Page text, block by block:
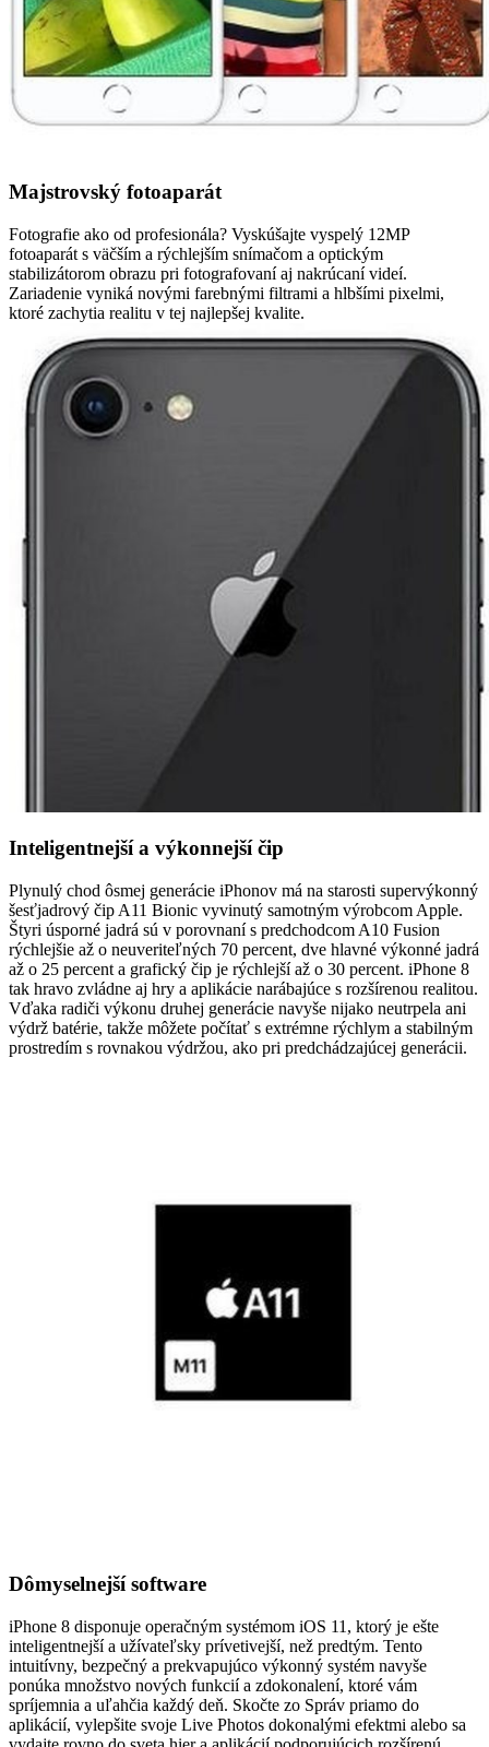
Majstrovský fotoaparát
Fotografie ako od profesionála? Vyskúšajte vyspelý 12MP
fotoaparát s väčším a rýchlejším snímačom a optickým
stabilizátorom obrazu pri fotografovaní aj nakrúcaní videí.
Zariadenie vyniká novými farebnými filtrami a hlbšími pixelmi,
ktoré zachytia realitu v tej najlepšej kvalite.
Inteligentnejší a výkonnejší čip
Plynulý chod ôsmej generácie iPhonov má na starosti supervýkonný
šesťjadrový čip A11 Bionic vyvinutý samotným výrobcom Apple.
Štyri úsporné jadrá sú v porovnaní s predchodcom A10 Fusion
rýchlejšie až o neuveriteľných 70 percent, dve hlavné výkonné jadrá
až o 25 percent a grafický čip je rýchlejší až o 30 percent. iPhone 8
tak hravo zvládne aj hry a aplikácie narábajúce s rozšírenou realitou.
Vďaka radiči výkonu druhej generácie navyše nijako neutrpela ani
výdrž batérie, takže môžete počítať s extrémne rýchlym a stabilným
prostredím s rovnakou výdržou, ako pri predchádzajúcej generácii.
Dômyselnejší software
iPhone 8 disponuje operačným systémom iOS 11, ktorý je ešte
inteligentnejší a užívateľsky prívetivejší, než predtým. Tento
intuitívny, bezpečný a prekvapujúco výkonný systém navyše
ponúka množstvo nových funkcií a zdokonalení, ktoré vám
spríjemnia a uľahčia každý deň. Skočte zo Správ priamo do
aplikácií, vylepšite svoje Live Photos dokonalými efektmi alebo sa